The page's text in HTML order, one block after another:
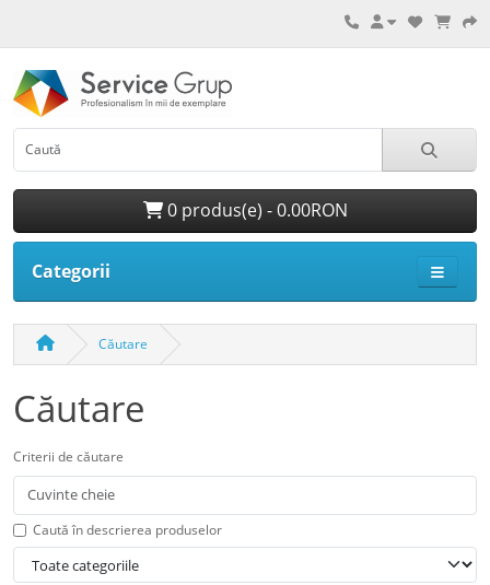
0 produs(e) - 0.00RON
Categorii
Căutare
Căutare
Criterii de căutare
Caută în descrierea produselor